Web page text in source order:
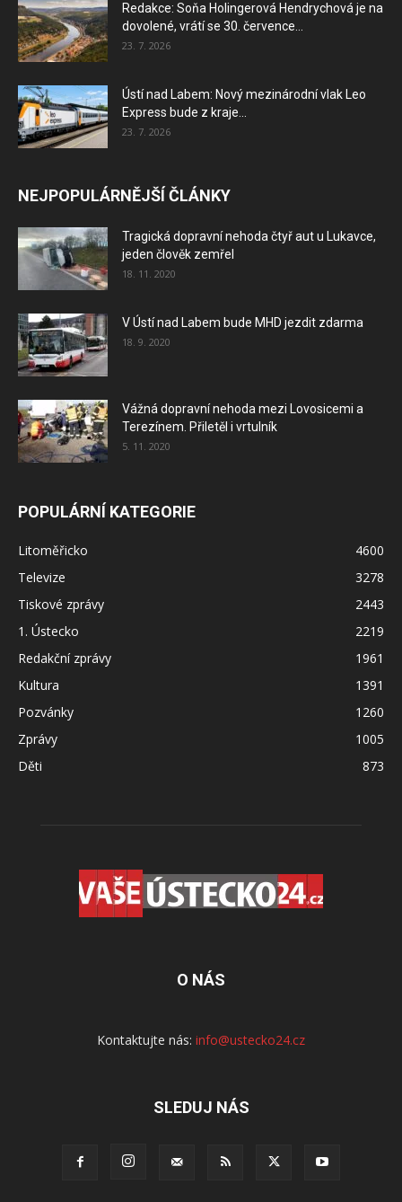
Redakce: Soňa Holingerová Hendrychová je na
dovolené, vrátí se 30. července...
23. 7. 2026
Ústí nad Labem: Nový mezinárodní vlak Leo
Express bude z kraje...
23. 7. 2026
NEJPOPULÁRNĚJŠÍ ČLÁNKY
Tragická dopravní nehoda čtyř aut u Lukavce,
jeden člověk zemřel
18. 11. 2020
V Ústí nad Labem bude MHD jezdit zdarma
18. 9. 2020
Vážná dopravní nehoda mezi Lovosicemi a
Terezínem. Přiletěl i vrtulník
5. 11. 2020
POPULÁRNÍ KATEGORIE
Litoměřicko
4600
Televize
3278
Tiskové zprávy
2443
1. Ústecko
2219
Redakční zprávy
1961
Kultura
1391
Pozvánky
1260
Zprávy
1005
Děti
873
O NÁS
Kontaktujte nás: info@ustecko24.cz
SLEDUJ NÁS